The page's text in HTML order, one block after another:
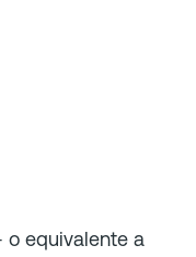
o equivalente a